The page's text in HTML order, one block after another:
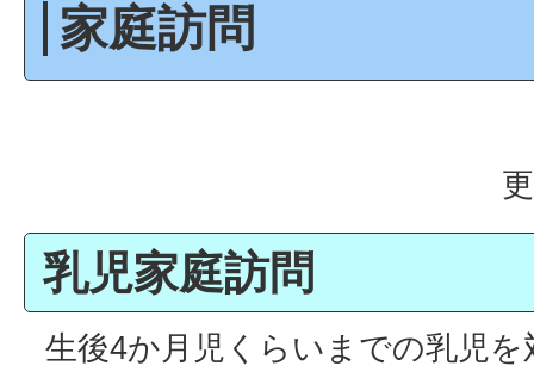
家庭訪問
乳児家庭訪問
生後4か月児くらいまでの乳児